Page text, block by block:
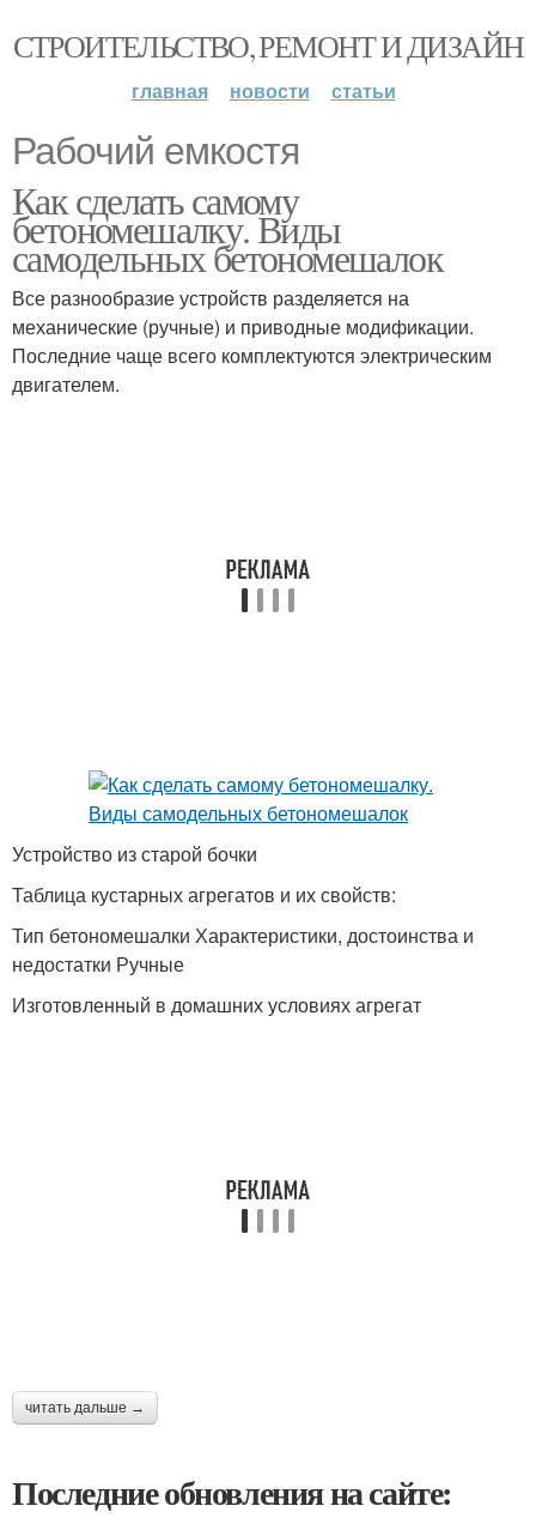
СТРОИТЕЛЬСТВО, РЕМОНТ И ДИЗАЙН
главная новости статьи
Рабочий емкостя
Как сделать самому
бетономешалку. Виды
самодельных бетономешалок
Все разнообразие устройств разделяется на
механические (ручные) и приводные модификации.
Последние чаще всего комплектуются электрическим
двигателем.
Устройство из старой бочки
Таблица кустарных агрегатов и их свойств:
Тип бетономешалки Характеристики, достоинства и
недостатки Ручные
Изготовленный в домашних условиях агрегат
читать дальше →
Последние обновления на сайте: